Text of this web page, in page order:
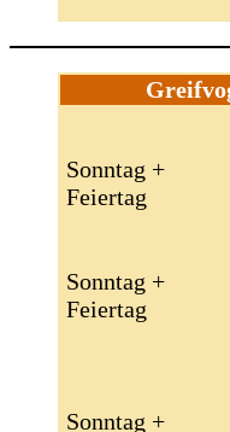
Sonntag +
Feiertag
Sonntag +
Feiertag
Sonntag +